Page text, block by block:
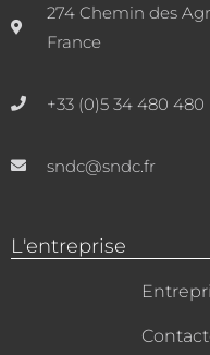
274 Chemin des
France
+33 (0)5 34 480 480
sndc@sndc.fr
L'entreprise